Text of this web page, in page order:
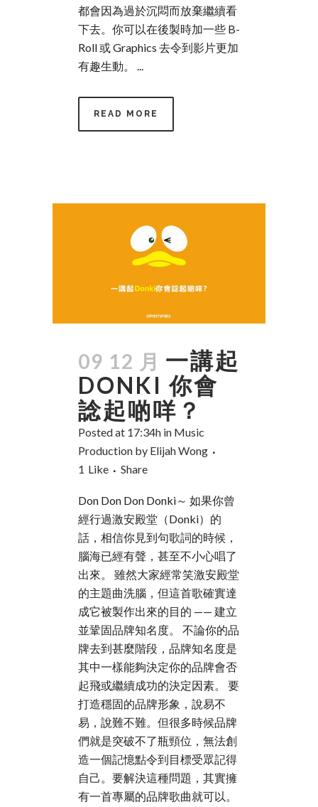
都會因為過於沉悶而放棄繼續看
下去。你可以在後製時加一些 B-
Roll 或 Graphics 去令到影片更加
有趣生動。 ...
READ MORE
09 12 月 一講起
DONKI 你會
諗起啲咩？
Posted at 17:34h in Music
Production by Elijah Wong
1 Like Share
Don Don Don Donki～ 如果你曾
經行過激安殿堂（Donki）的
話，相信你見到句歌詞的時候，
腦海已經有聲，甚至不小心唱了
出來。 雖然大家經常笑激安殿堂
的主題曲洗腦，但這首歌確實達
成它被製作出來的目的 —— 建立
並鞏固品牌知名度。 不論你的品
牌去到甚麼階段，品牌知名度是
其中一樣能夠決定你的品牌會否
起飛或繼續成功的決定因素。 要
打造穩固的品牌形象，說易不
易，說難不難。但很多時候品牌
們就是突破不了瓶頸位，無法創
造一個記憶點令到目標受眾記得
自己。要解決這種問題，其實擁
有一首專屬的品牌歌曲就可以。